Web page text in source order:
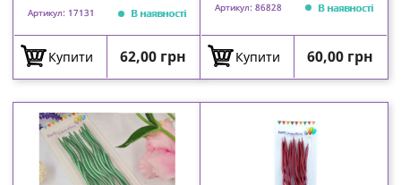
Артикул: 17131 В наявності
Купити Ціна
62,00 грн
Артикул: 86828 В наявності
Купити Ціна
60,00 грн